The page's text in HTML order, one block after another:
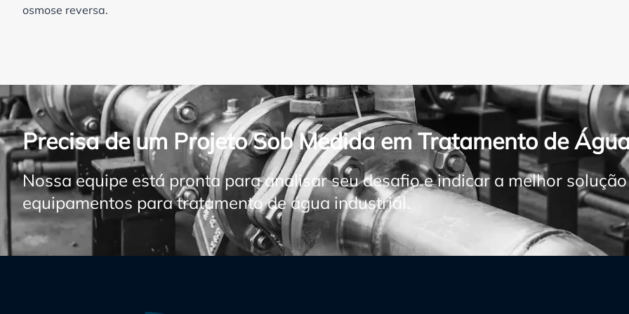
osmose reversa.
Precisa de um Projeto Sob Medida em Tratamento de
Nossa equipe está pronta para analisar seu desafio e indicar a melhor
equipamentos para tratamento de água industrial.